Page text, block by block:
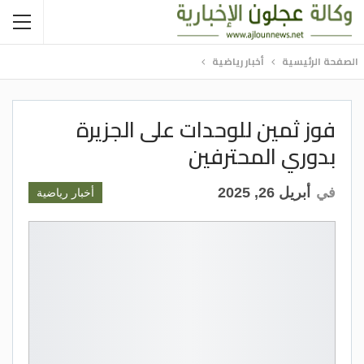
الصفحة الرئيسية أخبار رياضية
فوز ثمين للوحدات على الجزيرة
بدوري المحترفين
أخبار رياضية في أبريل 26, 2025